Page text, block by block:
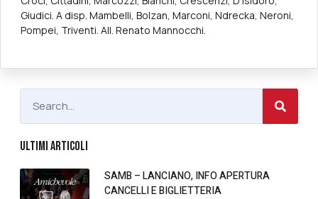
Giudici. A disp. Mambelli, Bolzan, Marconi, Ndrecka, Neroni,
Pompei, Triventi. All. Renato Mannocchi.
ULTIMI ARTICOLI
SAMB – LANCIANO, INFO APERTURA
CANCELLI E BIGLIETTERIA